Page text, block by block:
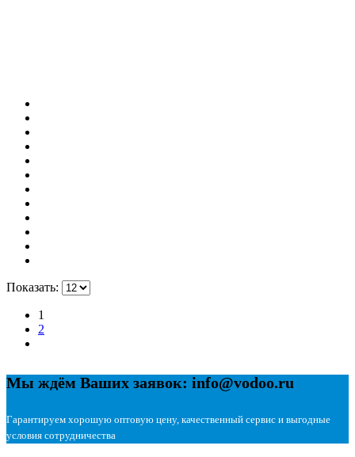
Показать:
1
2
Мы ждём Ваших заявок: info@vodoo.ru
Гарантируем хорошую оптовую цену, качественный сервис и выгодные
условия сотрудничества